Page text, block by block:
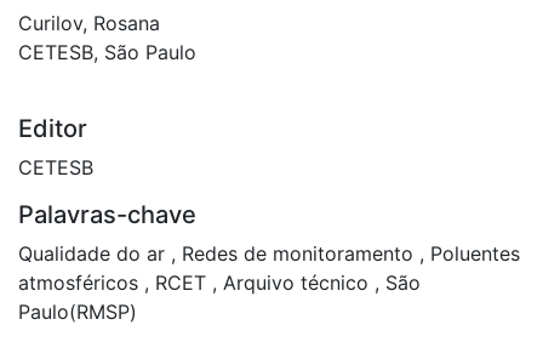
Curilov, Rosana
CETESB, São Paulo
Editor
CETESB
Palavras-chave
Qualidade do ar , Redes de monitoramento , Poluentes
atmosféricos , RCET , Arquivo técnico , São
Paulo(RMSP)